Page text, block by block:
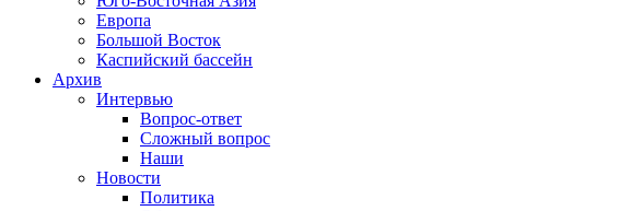
Европа
Большой Восток
Каспийский бассейн
Архив
Интервью
Вопрос-ответ
Сложный вопрос
Наши
Новости
Политика